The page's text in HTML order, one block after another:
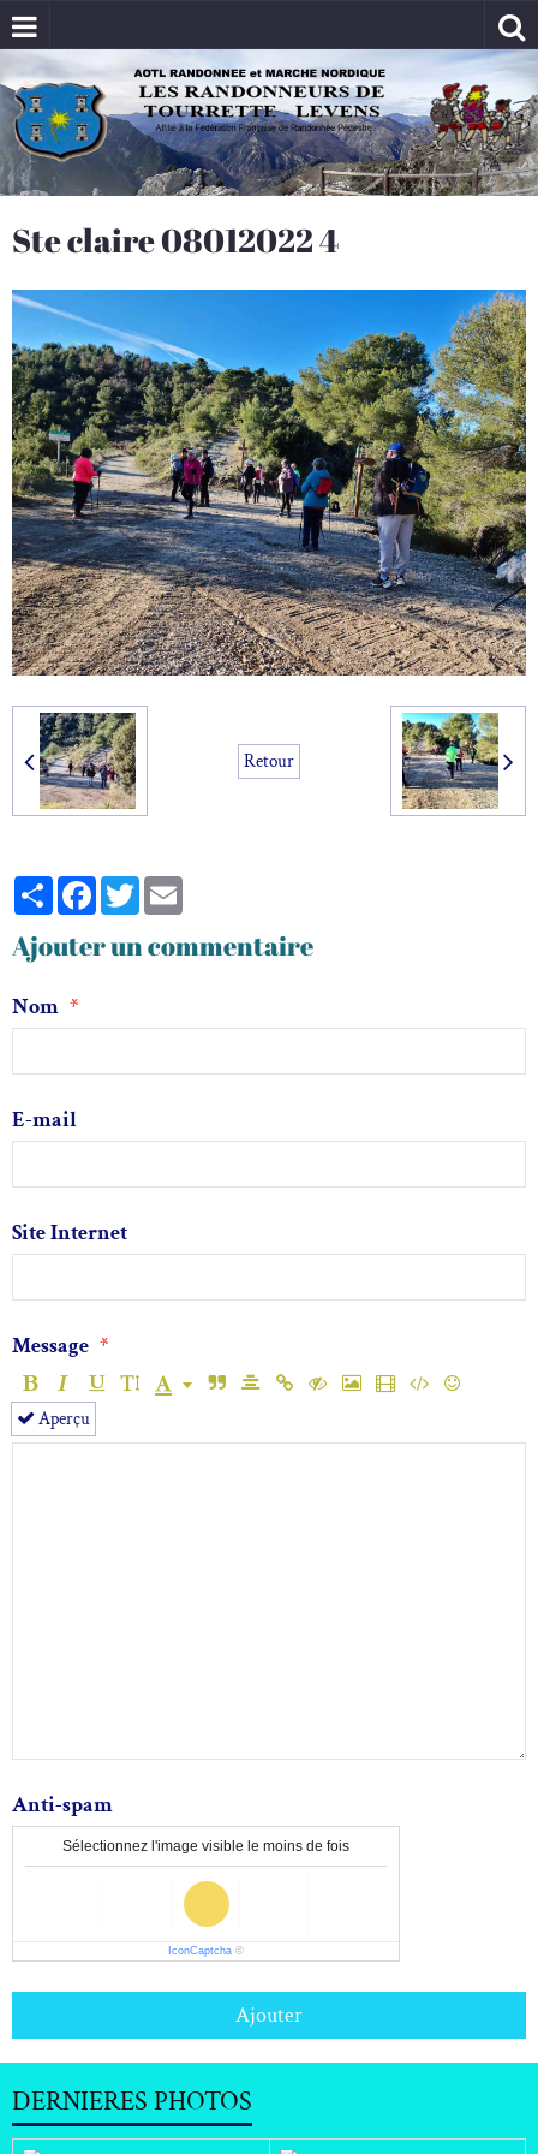
Ste claire 08012022 4
Retour
PartagerFacebook
Twitter
Ajouter un commentaire
Nom
E-mail
Site Internet
Message
Aperçu
Anti-spam
Sélectionnez l'image visible le moins de fois
IconCaptcha ©
Ajouter
DERNIERES PHOTOS